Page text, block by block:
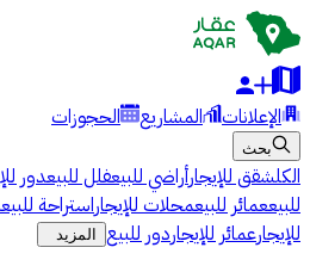
الإعلانات المشاريع الحجوزات
بحث
الكلشقق للإيجارأراضي للبيعفلل للبيعدور
للبيععمائر للبيعمحلات للإيجاراستراحة للبيع
للإيجارعمائر للإيجاردور للبيع المزيد